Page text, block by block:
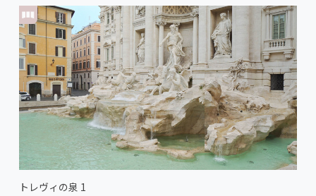
トレヴィの泉 1